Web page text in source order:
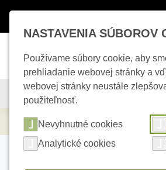
KAMEROVÉ SYSTÉMY
Elektrické kúrenie
NASTAVENIA SÚBOROV
Používame súbory cookie, aby
prehliadanie webovej stránky a
webovej stránky neustále
použiteľnosť.
Nevyhnutné cookies
Analytické cookies